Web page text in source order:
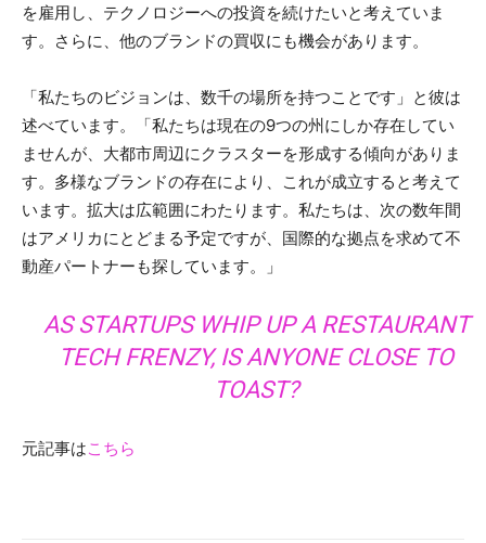
を雇用し、テクノロジーへの投資を続けたいと考えていま
す。さらに、他のブランドの買収にも機会があります。
「私たちのビジョンは、数千の場所を持つことです」と彼は
述べています。「私たちは現在の9つの州にしか存在してい
ませんが、大都市周辺にクラスターを形成する傾向がありま
す。多様なブランドの存在により、これが成立すると考えて
います。拡大は広範囲にわたります。私たちは、次の数年間
はアメリカにとどまる予定ですが、国際的な拠点を求めて不
動産パートナーも探しています。」
AS STARTUPS WHIP UP A RESTAURANT
TECH FRENZY, IS ANYONE CLOSE TO
TOAST?
元記事はこちら